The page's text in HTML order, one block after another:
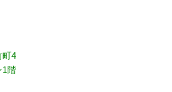
町4
1階